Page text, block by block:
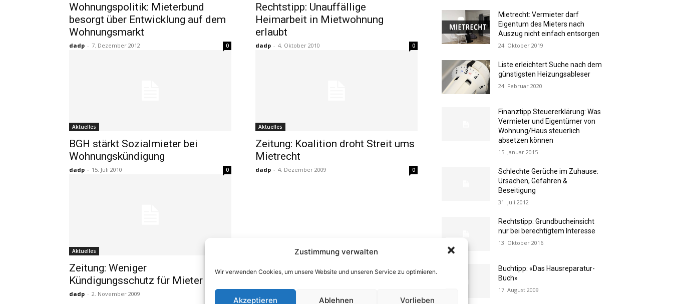
Zustimmung verwalten
Wir verwenden Cookies, um unsere Website und unseren Service zu optimieren.
Akzeptieren Ablehnen Vorlieben
Wohnungspolitik: Mieterbund
besorgt über Entwicklung auf dem
Wohnungsmarkt
dadp - 7. Dezember 2012 0
Rechtstipp: Unauffällige
Heimarbeit in Mietwohnung
erlaubt
dadp - 4. Oktober 2010 0
Aktuelles
BGH stärkt Sozialmieter bei
Wohnungskündigung
dadp - 15. Juli 2010 0
Aktuelles
Zeitung: Koalition droht Streit ums
Mietrecht
dadp - 4. Dezember 2009 0
Aktuelles
Zeitung: Weniger
Kündigungsschutz für Mieter
dadp - 2. November 2009
Mietrecht: Vermieter darf
Eigentum des Mieters nach
Auszug nicht einfach entsorgen
24. Oktober 2019
Liste erleichtert Suche nach dem
günstigsten Heizungsableser
24. Februar 2020
Finanztipp Steuererklärung: Was
Vermieter und Eigentümer von
Wohnung/Haus steuerlich
absetzen können
15. Januar 2015
Schlechte Gerüche im Zuhause:
Ursachen, Gefahren &
Beseitigung
31. Juli 2012
Rechtstipp: Grundbucheinsicht
nur bei berechtigtem Interesse
13. Oktober 2016
Buchtipp: «Das Hausreparatur-
Buch»
17. August 2009